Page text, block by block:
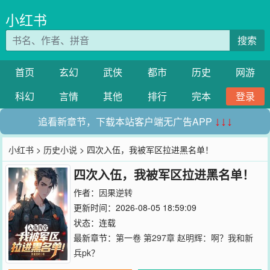
小红书
搜索
首页 玄幻 武侠 都市 历史
网游
科幻
言情 其他 排行 完本
登录
追看新章节，下载本站客户端无广告APP ↓↓↓
小红书 > 历史小说 > 四次入伍，我被军区拉进黑名单！
四次入伍，我被军区拉进黑名单！
作者： 因果逆转
更新时间：2026-08-05 18:59:09
状态：连载
最新章节： 第一卷 第297章 赵明辉：啊？我和新
兵pk？